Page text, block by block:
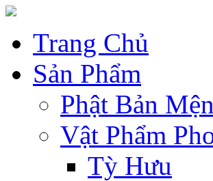
Trang Chủ
Sản Phẩm
Phật Bản
Vật Phẩm
Tỳ Hưu